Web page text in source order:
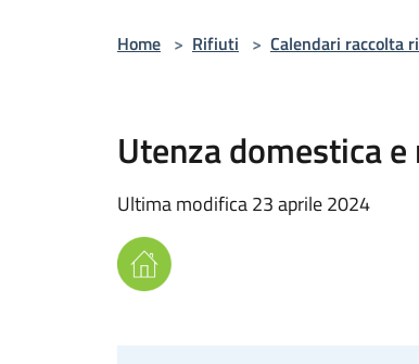
Home > Rifiuti > Calendari raccolta
Utenza domestica
Ultima modifica 23 aprile 2024